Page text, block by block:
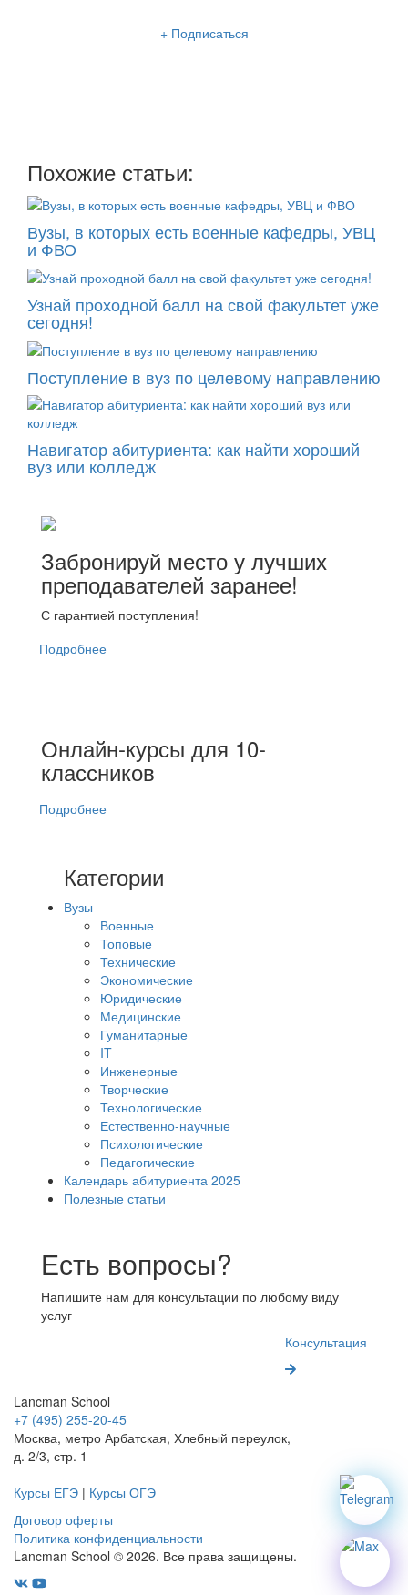
+ Подписаться
Похожие статьи:
Вузы, в которых есть военные кафедры, УВЦ
и ФВО
Узнай проходной балл на свой факультет уже
сегодня!
Поступление в вуз по целевому направлению
Навигатор абитуриента: как найти хороший
вуз или колледж
Забронируй место у лучших
преподавателей заранее!
С гарантией поступления!
Подробнее
Онлайн-курсы для 10-
классников
Подробнее
Категории
Вузы
Военные
Топовые
Технические
Экономические
Юридические
Медицинские
Гуманитарные
IT
Инженерные
Творческие
Технологические
Естественно-научные
Психологические
Педагогические
Календарь абитуриента 2025
Полезные статьи
Есть вопросы?
Напишите нам для консультации по любому виду
услуг
Консультация
Lancman School
+7 (495) 255-20-45
Москва, метро Арбатская, Хлебный переулок,
д. 2/3, стр. 1
Курсы ЕГЭ | Курсы ОГЭ
Договор оферты
Политика конфиденциальности
Lancman School © 2026. Все права защищены.